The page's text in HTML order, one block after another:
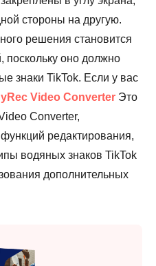
стороны на другую.
решения становится
поскольку оно должно
знаки TikTok. Если у вас
Video Converter Это
Converter,
редактирования,
водяных знаков TikTok
дополнительных